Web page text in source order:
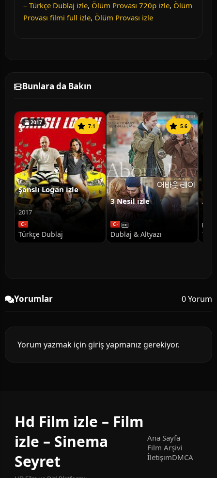
– Türkçe Dublaj izle, Ölüm Provası 720p izle, Ölüm
Provası filmi full izle, Ölüm Provası izle
Bunlara da Bakın
2017
7.1
Şanslı Logan izle
2017
Türkçe Dublaj
5.6
3 Nesil izle
Dublaj & Altyazı
Yorumlar 0 Yorum
Yorum yazmak için giriş yapmanız gerekiyor.
Hd Film izle – Film
izle – Sinema
Seyret
Ana Sayfa
Film Arşivi
İletişimDMCA